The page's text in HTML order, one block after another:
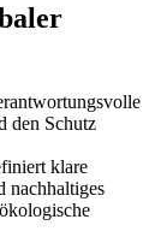
den Schutz
klare
nachhaltiges